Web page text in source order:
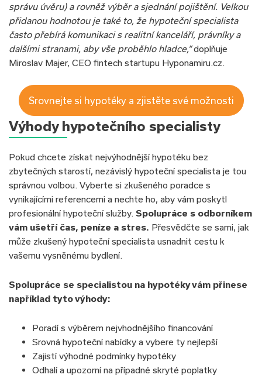
správu úvěru) a rovněž výběr a sjednání pojištění. Velkou
přidanou hodnotou je také to, že hypoteční specialista
často přebírá komunikaci s realitní kanceláří, právníky a
dalšími stranami, aby vše proběhlo hladce,“doplňuje
Miroslav Majer, CEO fintech startupu Hyponamiru.cz.
Srovnejte si hypotéky a zjistěte své možnosti
Výhody hypotečního specialisty
Pokud chcete získat nejvýhodnější hypotéku bez
zbytečných starostí, nezávislý hypoteční specialista je tou
správnou volbou. Vyberte si zkušeného poradce s
vynikajícími referencemi a nechte ho, aby vám poskytl
profesionální hypoteční služby. Spolupráce s odborníkem
vám ušetří čas, peníze a stres. Přesvědčte se sami, jak
může zkušený hypoteční specialista usnadnit cestu k
vašemu vysněnému bydlení.
Spolupráce se specialistou na hypotékyvám přinese
například tyto výhody:
Poradí s výběrem nejvhodnějšího financování
Srovná hypoteční nabídky a vybere ty nejlepší
Zajistí výhodné podmínky hypotéky
Odhalí a upozorní na případné skryté poplatky